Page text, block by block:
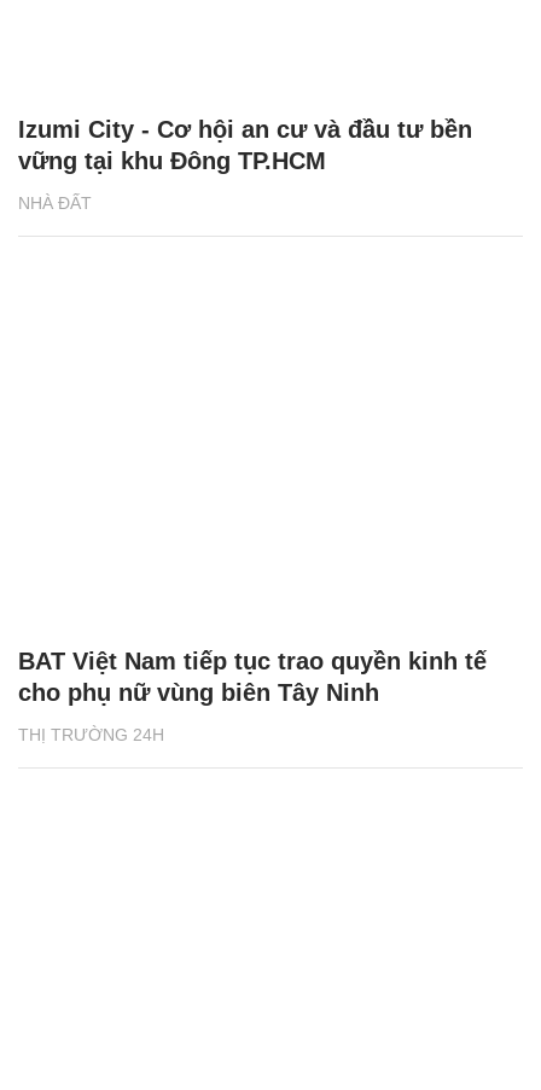
NHÀ ĐẤT
Izumi City - Cơ hội an cư và đầu tư bền
vững tại khu Đông TP.HCM
THỊ TRƯỜNG 24H
BAT Việt Nam tiếp tục trao quyền kinh tế
cho phụ nữ vùng biên Tây Ninh